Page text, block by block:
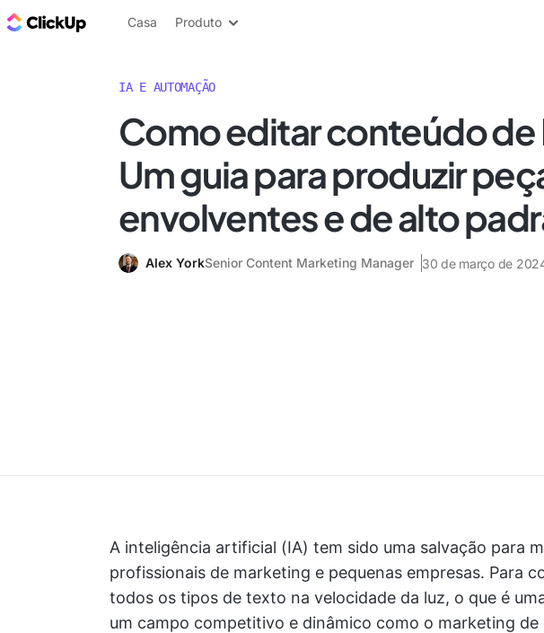
ClickUp Blogue
Casa Produto
IA E AUTOMAÇÃO
Como editar conteúdo de
Um guia para produzir
envolventes e de alto
Alex YorkSenior Content Marketing Manager 30 de março de
A inteligência artificial (IA) tem sido uma salvação para
profissionais de marketing e pequenas empresas. Para
todos os tipos de texto na velocidade da luz, o que é
um campo competitivo e dinâmico como o marketing de